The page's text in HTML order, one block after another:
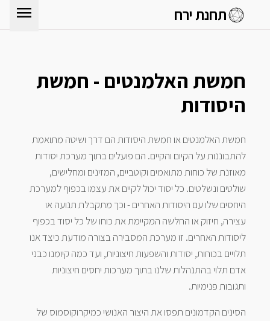
תחנת ירח menu
חמשת האלמנטים - חמשת
היסודות
חמשת האלמנטים או חמשת היסודות הם דרך ושיטה מתואמת
להתבוננות על הקיום והקיים. הם פועלים בתוך מערכת יסודות
מאוזנת של כוחות מתואמים וקוטביים, המזינים ומחלישים,
שולטים ונשלטים. כל יסוד יכול לקיים את עצמו בכפוף למערכת
היחסים שלו עם היסודות האחרים - וכך מתקבלת תנועה או
עצירה, חיזוק או החלשה המקיימת את כוחו של כל יסוד בכפוף
ליסודות האחרים. זו מערכת המסבירה בצורה מודעת כיצד אנו
תלויים בכוחות, יסודות והשפעות חיצוניות, ועד כמה קיומנו כבני
אדם תלוי בהתנהלות שלנו בתוך מערכות יחסים חיצוניות
ותגובות פנימיות.
הסינים הקדמונים תפסו את היצור האנושי כמיקרוקוסמוס של